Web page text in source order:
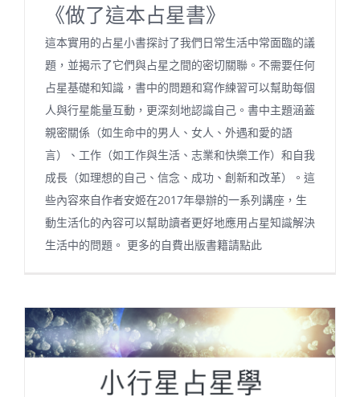
《做了這本占星書》
這本實用的占星小書探討了我們日常生活中常面臨的議
題，並揭示了它們與占星之間的密切關聯。不需要任何
占星基礎和知識，書中的問題和寫作練習可以幫助每個
人與行星能量互動，更深刻地認識自己。書中主題涵蓋
親密關係（如生命中的男人、女人、外遇和愛的語
言）、工作（如工作與生活、志業和快樂工作）和自我
成長（如理想的自己、信念、成功、創新和改革）。這
些內容來自作者安姬在2017年舉辦的一系列講座，生
動生活化的內容可以幫助讀者更好地應用占星知識解決
生活中的問題。 更多的自費出版書籍請點此